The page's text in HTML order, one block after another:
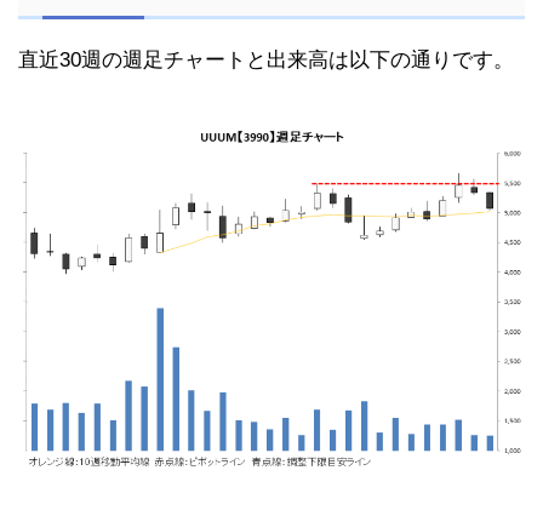
直近30週の週足チャートと出来高は以下の通りです。